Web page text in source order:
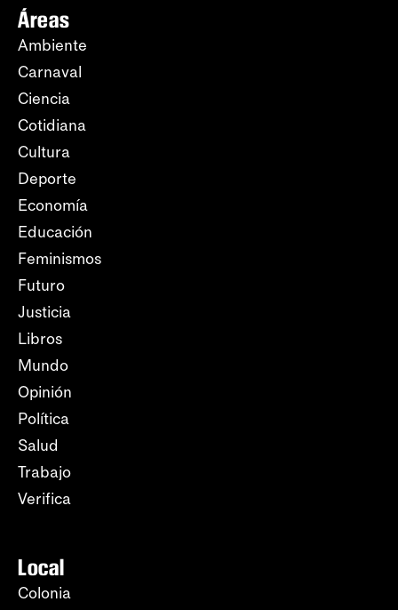
Áreas
Ambiente
Carnaval
Ciencia
Cotidiana
Cultura
Deporte
Economía
Educación
Feminismos
Futuro
Justicia
Libros
Mundo
Opinión
Política
Salud
Trabajo
Verifica
Local
Colonia